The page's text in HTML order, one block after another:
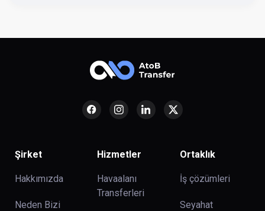
Şirket
Hakkımızda
Neden Bizi
Hizmetler
Havaalanı
Transferleri
Ortaklık
İş çözümleri
Seyahat